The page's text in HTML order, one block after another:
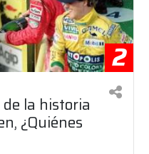
2
de la historia
¿Quiénes